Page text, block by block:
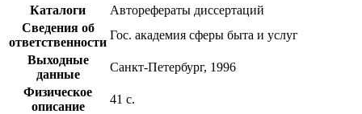
Каталоги
Авторефераты диссертаций
Сведения об
ответственности
Гос. академия сферы быта и услуг
Выходные
данные
Санкт-Петербург, 1996
Физическое
описание
41 с.